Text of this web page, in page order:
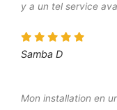
y a un tel service
Samba D
Mon installation en